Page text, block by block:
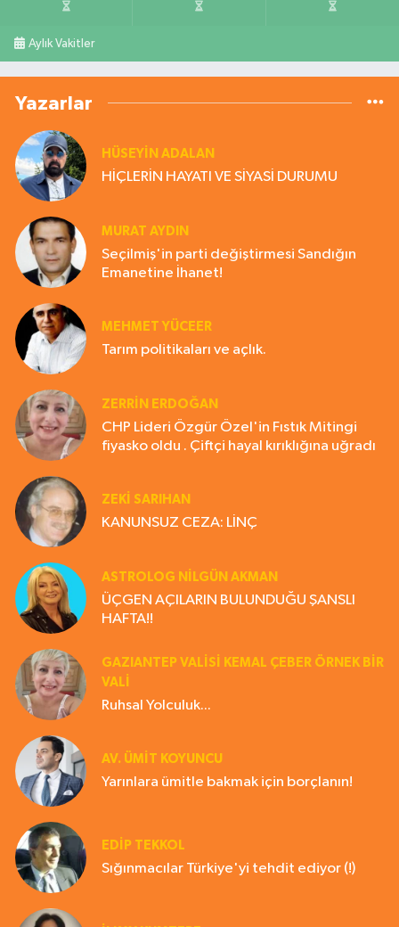
Aylık Vakitler
Yazarlar
HÜSEYIN ADALAN
HİÇLERİN HAYATI VE SİYASİ DURUMU
MURAT AYDIN
Seçilmiş'in parti değiştirmesi Sandığın
Emanetine İhanet!
MEHMET YÜCEER
Tarım politikaları ve açlık.
ZERRIN ERDOĞAN
CHP Lideri Özgür Özel'in Fıstık Mitingi
fiyasko oldu . Çiftçi hayal kırıklığına uğradı
ZEKI SARIHAN
KANUNSUZ CEZA: LİNÇ
ASTROLOG NILGÜN AKMAN
ÜÇGEN AÇILARIN BULUNDUĞU ŞANSLI
HAFTA!!
GAZIANTEP VALISI KEMAL ÇEBER ÖRNEK BİR
VALİ
Ruhsal Yolculuk...
AV. ÜMIT KOYUNCU
Yarınlara ümitle bakmak için borçlanın!
EDIP TEKKOL
Sığınmacılar Türkiye'yi tehdit ediyor (!)